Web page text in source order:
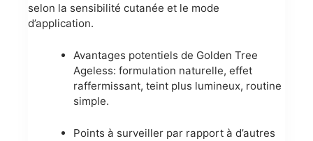
selon la sensibilité cutanée et le mode
d’application.
Avantages potentiels de Golden Tree
Ageless: formulation naturelle, effet
raffermissant, teint plus lumineux, routine
simple.
Points à surveiller par rapport à d’autres